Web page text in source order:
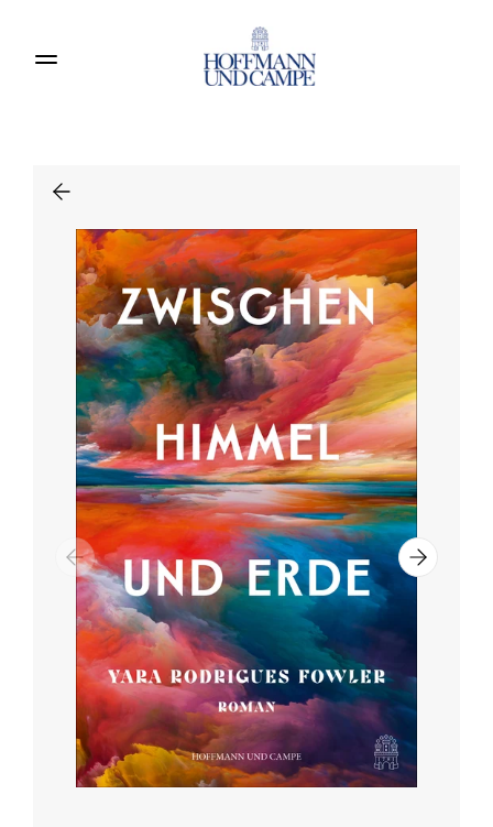
Produkte entdecken